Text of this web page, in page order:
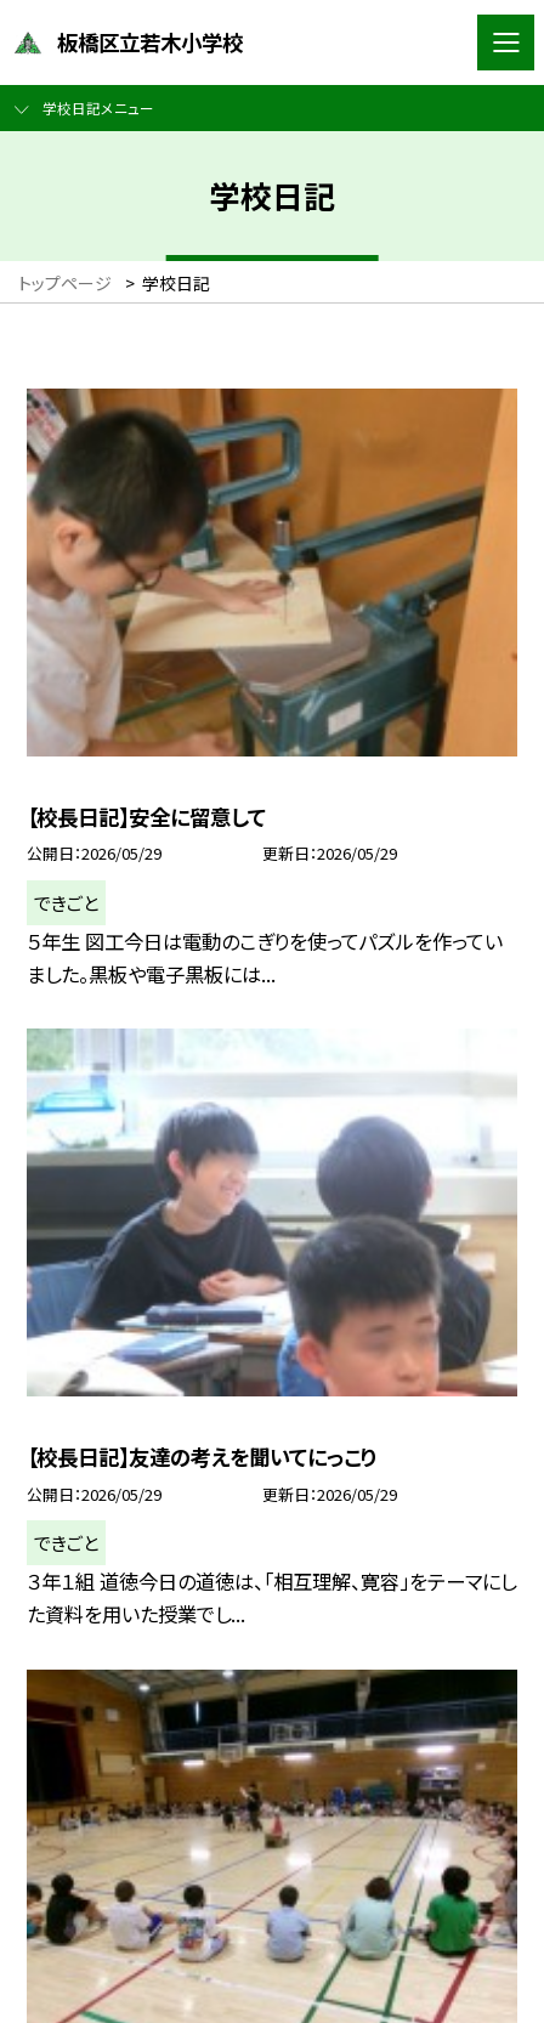
板橋区立若木小学校
学校日記メニュー
学校日記
トップページ > 学校日記
【校長日記】安全に留意して
公開日 2026/05/29 更新日 2026/05/29
できごと
５年生 図工今日は電動のこぎりを使ってパズルを作ってい
ました。黒板や電子黒板には...
【校長日記】友達の考えを聞いてにっこり
公開日 2026/05/29 更新日 2026/05/29
できごと
３年１組 道徳今日の道徳は、「相互理解、寛容」をテーマにし
た資料を用いた授業でし...